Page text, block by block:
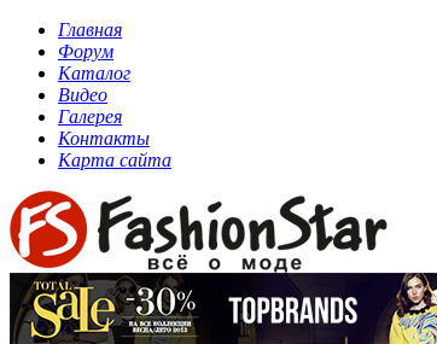
Главная
Форум
Каталог
Видео
Галерея
Контакты
Карта сайта